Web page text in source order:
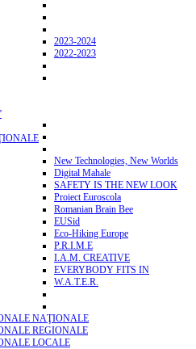
2023-2024
2022-2023
New Technologies, New Worlds
Digital Mahale
SAFETY IS THE NEW LOOK
Proiect Euroscola
Romanian Brain Bee
EUSid
Eco-Hiking Europe
P.R.I.M.E
I.A.M. CREATIVE
EVERYBODY FITS IN
W.A.T.E.R.
NAŢIONALE
REGIONALE
LOCALE